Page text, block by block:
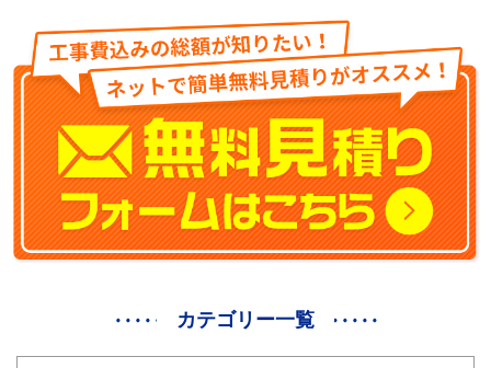
カテゴリー一覧